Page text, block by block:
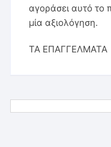
αγοράσει αυτό το
μία αξιολόγηση.
ΤΑ ΕΠΑΓΓΕΛΜΑΤΑ